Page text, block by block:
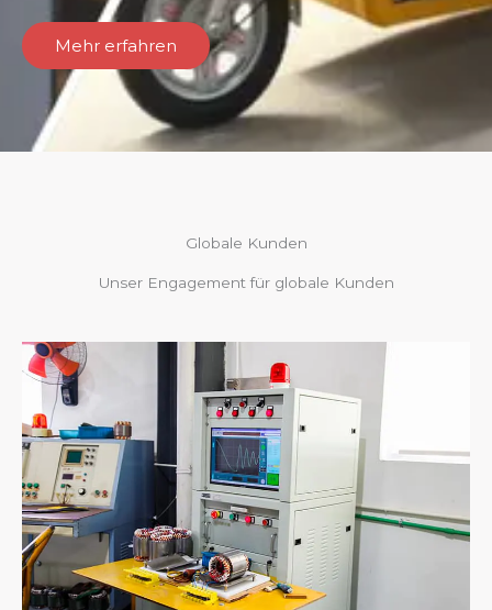
Mehr erfahren
Globale Kunden
Unser Engagement für globale Kunden